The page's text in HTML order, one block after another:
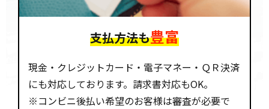
支払方法も豊富
現金・クレジットカード・電子マネー・ＱＲ決済
にも対応しております。請求書対応もOK。
※コンビニ後払い希望のお客様は審査が必要で